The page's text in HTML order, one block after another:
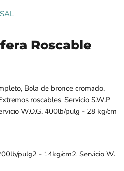
Roscable
Bola de bronce cromado,
roscables, Servicio S.W.P
W.O.G. 400lb/pulg - 28 kg/cm
pulg2 - 14kg/cm2, Servicio W.